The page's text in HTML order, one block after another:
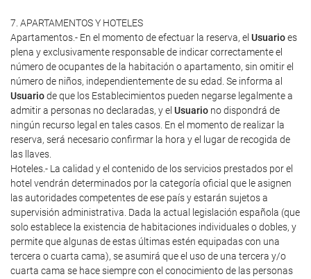
7. APARTAMENTOS Y HOTELES
Apartamentos.- En el momento de efectuar la reserva, el Usuarioes
plena y exclusivamente responsable de indicar correctamente el
número de ocupantes de la habitación o apartamento, sin omitir el
número de niños, independientemente de su edad. Se informa al
Usuariode que los Establecimientos pueden negarse legalmente a
admitir a personas no declaradas, y el Usuario no dispondrá de
ningún recurso legal en tales casos. En el momento de realizar la
reserva, será necesario confirmar la hora y el lugar de recogida de
las llaves.
Hoteles.- La calidad y el contenido de los servicios prestados por el
hotel vendrán determinados por la categoría oficial que le asignen
las autoridades competentes de ese país y estarán sujetos a
supervisión administrativa. Dada la actual legislación española (que
solo establece la existencia de habitaciones individuales o dobles, y
permite que algunas de estas últimas estén equipadas con una
tercera o cuarta cama), se asumirá que el uso de una tercera y/o
cuarta cama se hace siempre con el conocimiento de las personas